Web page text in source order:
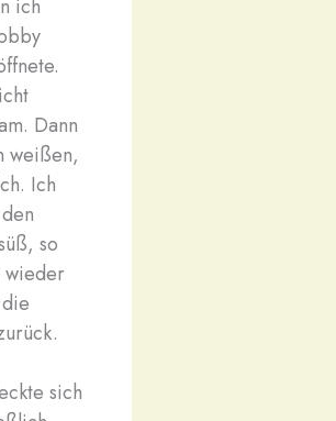
ich
Dann
weißen,
Ich
so
wieder
sich